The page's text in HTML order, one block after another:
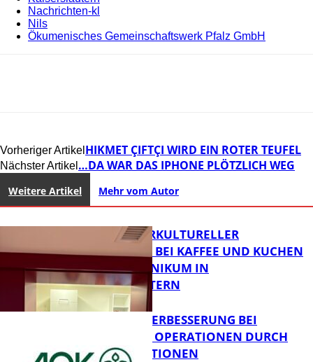
Nachrichten-kl
Nils
Ökumenisches Gemeinschaftswerk Pfalz GmbH
Vorheriger Artikel HIKMET ÇIFTÇI WIRD EIN ROTER TEUFEL
Nächster Artikel …DA WAR DAS IPHONE PLÖTZLICH WEG
Weitere Artikel Mehr vom Autor
NEUER INTERKULTURELLER
TREFFPUNKT BEI KAFFEE UND KUCHEN
IM PFALZKLINIKUM IN
KAISERSLAUTERN
QUALITÄTSVERBESSERUNG BEI
KOMPLEXEN OPERATIONEN DURCH
KONZENTRATIONEN